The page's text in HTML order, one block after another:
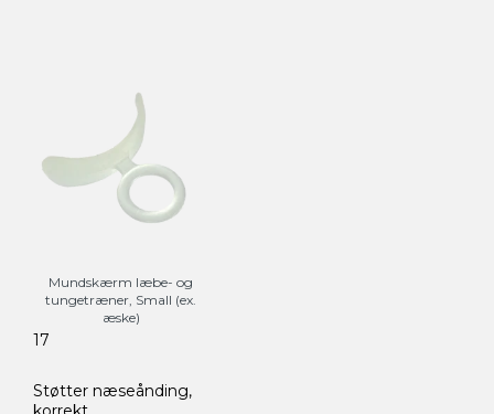
Mundskærm læbe- og
tungetræner, Small (ex.
æske)
17
Støtter næseånding,